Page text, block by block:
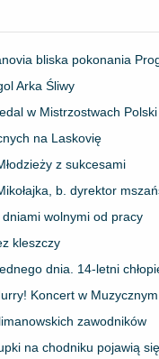
bliska pokonania
Arka Śliwy
w Mistrzostwach
na Laskovię
z sukcesami
b. dyrektor
wolnymi od pracy
kleszczy
dnia. 14-letni
Koncert w
zawodników
na chodniku pojawią